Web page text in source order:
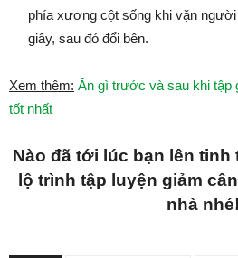
phía xương cột sống khi vặn
giây, sau đó đổi bên.
Xem thêm: Ăn gì trước và sau khi tập
tốt nhất
Nào đã tới lúc bạn lên tinh
lộ trình tập luyện giảm
nhà nhé!